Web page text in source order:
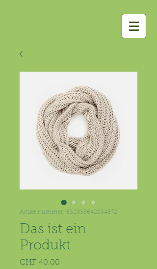
Artikelnummer: 632835642834572
Das ist ein
Produkt
CHF 40.00